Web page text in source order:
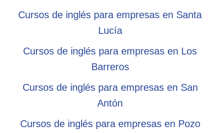
Cursos de inglés para empresas en Santa
Lucía
Cursos de inglés para empresas en Los
Barreros
Cursos de inglés para empresas en San
Antón
Cursos de inglés para empresas en Pozo